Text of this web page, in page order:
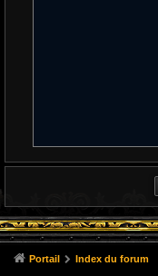
Portail Index du forum